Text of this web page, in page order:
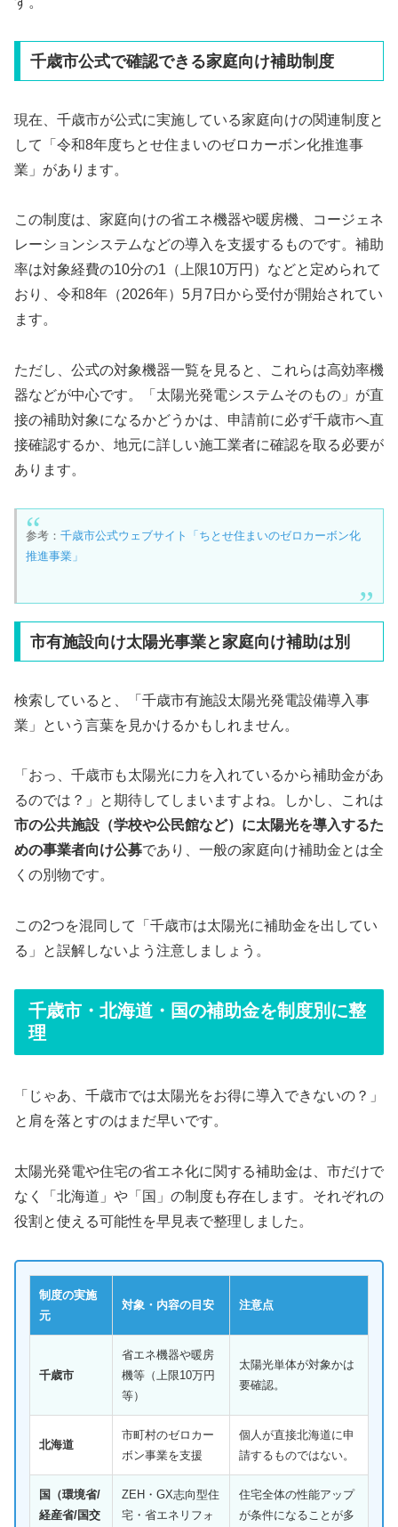
千歳市公式で確認できる家庭向け補助制度
現在、千歳市が公式に実施している家庭向けの関連制度と
して「令和8年度ちとせ住まいのゼロカーボン化推進事
業」があります。
この制度は、家庭向けの省エネ機器や暖房機、コージェネ
レーションシステムなどの導入を支援するものです。補助
率は対象経費の10分の1（上限10万円）などと定められて
おり、令和8年（2026年）5月7日から受付が開始されてい
ます。
ただし、公式の対象機器一覧を見ると、これらは高効率機
器などが中心です。「太陽光発電システムそのもの」が直
接の補助対象になるかどうかは、申請前に必ず千歳市へ直
接確認するか、地元に詳しい施工業者に確認を取る必要が
あります。
参考： 千歳市公式ウェブサイト「ちとせ住まいのゼロカーボン化
推進事業」
市有施設向け太陽光事業と家庭向け補助は別
検索していると、「千歳市有施設太陽光発電設備導入事
業」という言葉を見かけるかもしれません。
「おっ、千歳市も太陽光に力を入れているから補助金があ
るのでは？」と期待してしまいますよね。しかし、これは
市の公共施設（学校や公民館など）に太陽光を導入するた
めの事業者向け公募であり、一般の家庭向け補助金とは全
くの別物です。
この2つを混同して「千歳市は太陽光に補助金を出してい
る」と誤解しないよう注意しましょう。
千歳市・北海道・国の補助金を制度別に整
理
「じゃあ、千歳市では太陽光をお得に導入できないの？」
と肩を落とすのはまだ早いです。
太陽光発電や住宅の省エネ化に関する補助金は、市だけで
なく「北海道」や「国」の制度も存在します。それぞれの
役割と使える可能性を早見表で整理しました。
制度の実施
元
対象・内容の目安 注意点
千歳市
省エネ機器や暖房
機等（上限10万円
等）
太陽光単体が対象かは
要確認。
北海道
市町村のゼロカー
ボン事業を支援
個人が直接北海道に申
請するものではない。
国（環境省/
経産省/国交
ZEH・GX志向型住
宅・省エネリフォ
住宅全体の性能アップ
が条件になることが多